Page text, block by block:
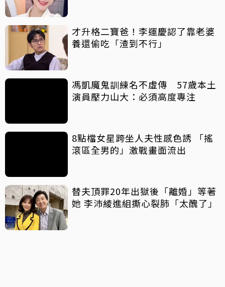
才升格二寶爸！李運慶認了靠老婆
養還偷吃「渣到不行」
馮凱魔鬼訓練名不虛傳 57歲本土
演員壓力山大：必須高度專注
8點檔女星跨坐人夫性感色誘 「搖
滾區全男的」激戰畫面流出
替夫頂罪20年出獄後「離婚」等著
她 李沛綾進組撕心裂肺「太醜了」